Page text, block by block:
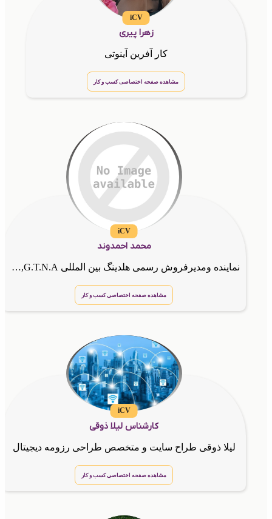
iCV
زهرا پیری
کار آفرین آینوتی
مشاهده صفحه اختصاصی کسب و کار
iCV
محمد احمدوند
نماینده ومدیرفروش رسمی هلدینگ بین المللی G.T.N.A,مشاور کسب وکارهای اینترنتی
مشاهده صفحه اختصاصی کسب و کار
iCV
کارشناس لیلا ذوقی
لیلا ذوقی طراح سایت و متخصص طراحی رزومه دیجیتال
مشاهده صفحه اختصاصی کسب و کار